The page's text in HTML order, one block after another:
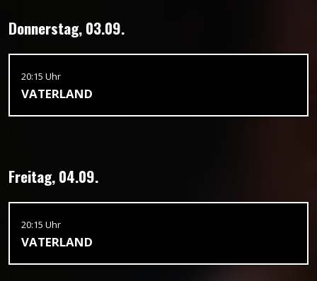
Donnerstag, 03.09.
20:15 Uhr
VATERLAND
Freitag, 04.09.
20:15 Uhr
VATERLAND